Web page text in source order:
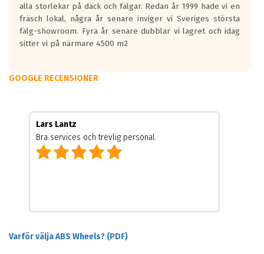
alla storlekar på däck och fälgar. Redan år 1999 hade vi en
fräsch lokal, några år senare inviger vi Sveriges största
fälg-showroom. Fyra år senare dubblar vi lagret och idag
sitter vi på närmare 4500 m2
GOOGLE RECENSIONER
Lars Lantz
Bra services och trevlig personal.
Varför välja ABS Wheels? (PDF)